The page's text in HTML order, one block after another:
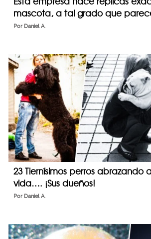
mascota, a tal grado que
Por Daniel A.
23 Tiernísimos perros abrazando
vida…. ¡Sus dueños!
Por Daniel A.